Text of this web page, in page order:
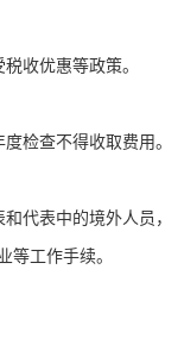
收优惠等政策。
检查不得收取费用。
代表中的境外人员，
等工作手续。